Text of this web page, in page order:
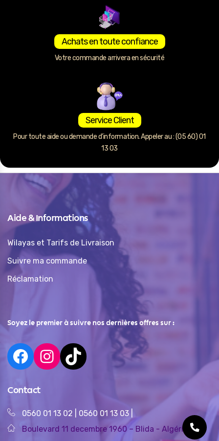
Achats en toute confiance
Votre commande arrivera en sécurité
Service Client
Pour toute aide ou demande d’information. Appeler au : (05 60) 01
13 03
Aide & Informations
Wilayas et Tarifs de Livraison
Suivre ma commande
Réclamation
Soyez le premier à suivre nos dernières offres sur :
Contact
0560 01 13 02 0560 01 13 03
Boulevard 11 decembre 1960 – Blida - Algérie